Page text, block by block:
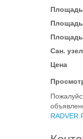
Площадь
Сан. узел
Цена